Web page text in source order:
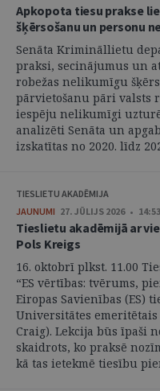
Apkopota tiesu prakse
šķērsošanu un personu
Senāta Krimināllietu
praksi, secinājumus un
robežas nelikumīgu
pārvietošanu pāri valsts
iespēju nelikumīgi
analizēti Senāta un
izskatītas no 2020. līdz
TIESLIETU AKADĒMIJA
JAUNUMI 27. JŪLIJS 2026 • 14:53
Tieslietu akadēmijā ar
Pols Kreigs
16. oktobrī plkst. 11.00
“ES vērtības: tvērums,
Eiropas Savienības (ES)
Universitātes emeritētais
Craig). Lekcija būs īpaši
skaidrots, ko praksē
kā tas ietekmē tiesību